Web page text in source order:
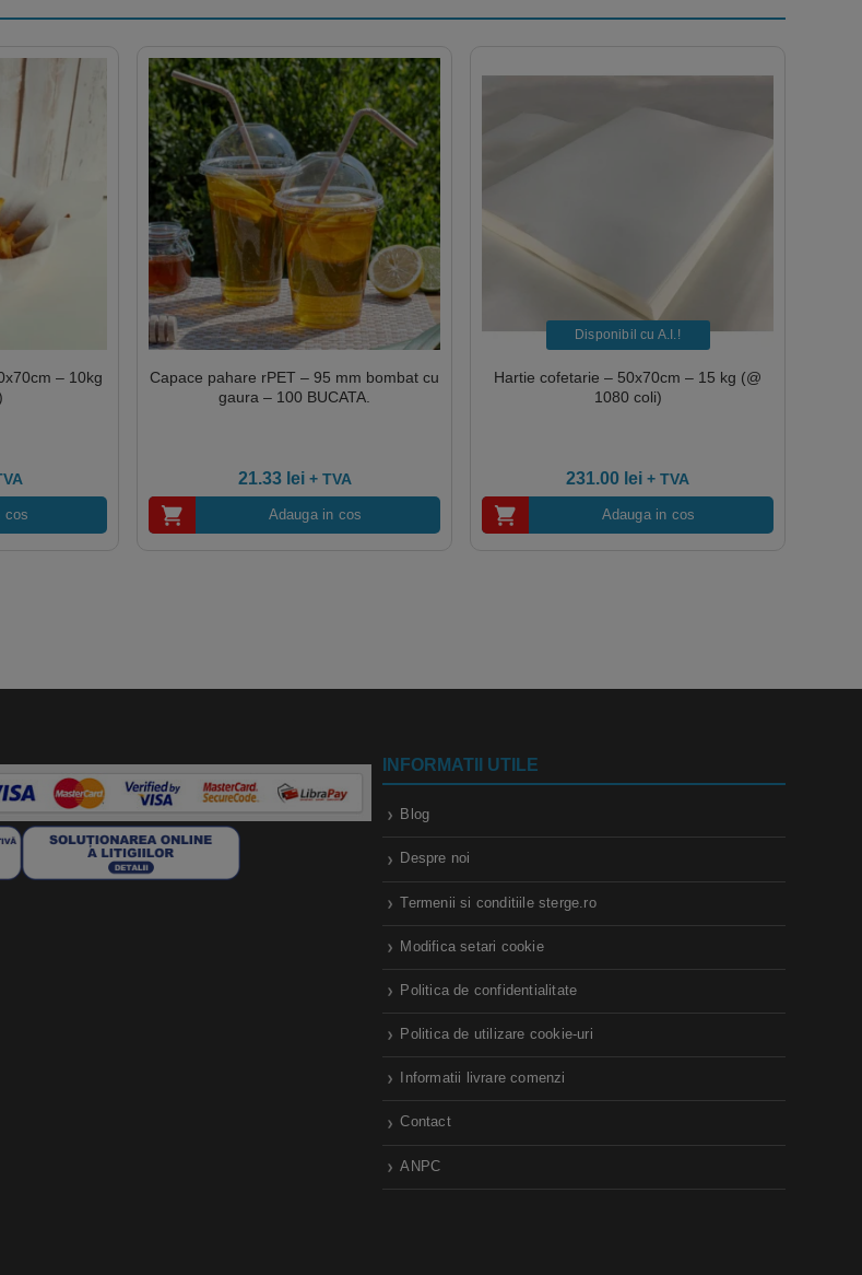
– 10kg
cos
Capace pahare rPET – 95 mm bombat cu
gaura – 100 BUCATA.
21.33 lei + TVA
Adauga in cos
Disponibil cu A.I.​!
Hartie cofetarie – 50x70cm – 15 kg (@
1080 coli)
231.00 lei + TVA
Adauga in cos
INFORMATII UTILE
Blog
Despre noi
Termenii si conditiile sterge.ro
Modifica setari cookie
Politica de confidentialitate
Politica de utilizare cookie-uri
Informatii livrare comenzi
Contact
ANPC